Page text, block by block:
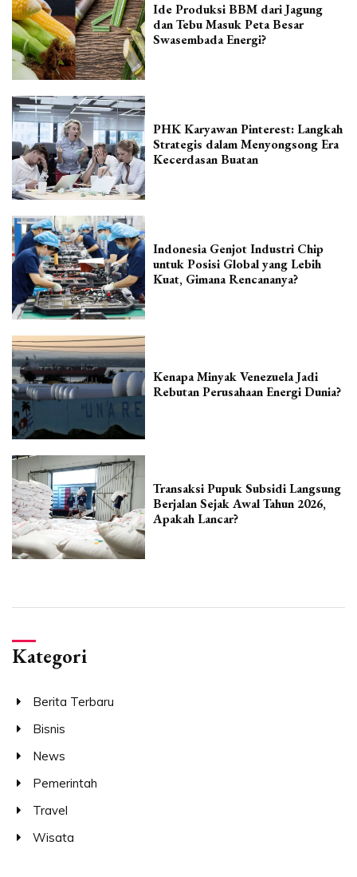
Ide Produksi BBM dari Jagung
dan Tebu Masuk Peta Besar
Swasembada Energi?
PHK Karyawan Pinterest: Langkah
Strategis dalam Menyongsong Era
Kecerdasan Buatan
Indonesia Genjot Industri Chip
untuk Posisi Global yang Lebih
Kuat, Gimana Rencananya?
Kenapa Minyak Venezuela Jadi
Rebutan Perusahaan Energi Dunia?
Transaksi Pupuk Subsidi Langsung
Berjalan Sejak Awal Tahun 2026,
Apakah Lancar?
Kategori
Berita Terbaru
Bisnis
News
Pemerintah
Travel
Wisata